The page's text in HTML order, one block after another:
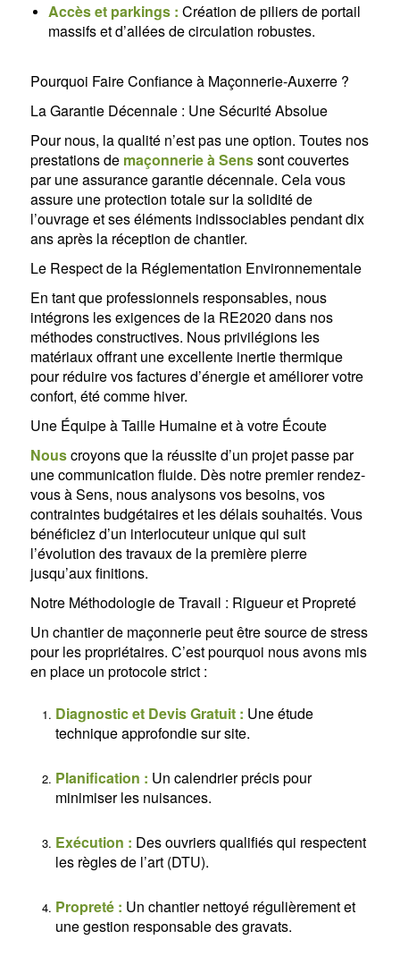
Accès et parkings : Création de piliers de portail
massifs et d’allées de circulation robustes.
Pourquoi Faire Confiance à Maçonnerie-Auxerre ?
La Garantie Décennale : Une Sécurité Absolue
Pour nous, la qualité n’est pas une option. Toutes nos
prestations de maçonnerie à Senssont couvertes
par une assurance garantie décennale. Cela vous
assure une protection totale sur la solidité de
l’ouvrage et ses éléments indissociables pendant dix
ans après la réception de chantier.
Le Respect de la Réglementation Environnementale
En tant que professionnels responsables, nous
intégrons les exigences de la RE2020 dans nos
méthodes constructives. Nous privilégions les
matériaux offrant une excellente inertie thermique
pour réduire vos factures d’énergie et améliorer votre
confort, été comme hiver.
Une Équipe à Taille Humaine et à votre Écoute
Nouscroyons que la réussite d’un projet passe par
une communication fluide. Dès notre premier rendez-
vous à Sens, nous analysons vos besoins, vos
contraintes budgétaires et les délais souhaités. Vous
bénéficiez d’un interlocuteur unique qui suit
l’évolution des travaux de la première pierre
jusqu’aux finitions.
Notre Méthodologie de Travail : Rigueur et Propreté
Un chantier de maçonnerie peut être source de stress
pour les propriétaires. C’est pourquoi nous avons mis
en place un protocole strict :
Diagnostic et Devis Gratuit : Une étude
technique approfondie sur site.
Planification : Un calendrier précis pour
minimiser les nuisances.
Exécution : Des ouvriers qualifiés qui respectent
les règles de l’art (DTU).
Propreté : Un chantier nettoyé régulièrement et
une gestion responsable des gravats.